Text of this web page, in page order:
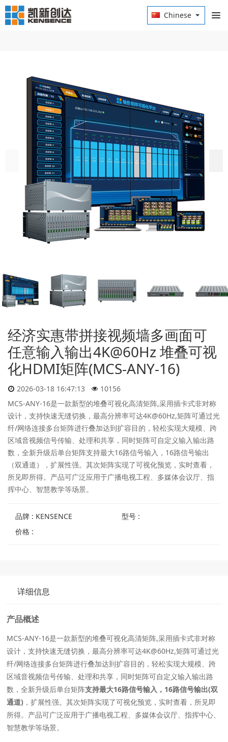
Chinese
经济实惠带拼接视频墙多画面可
任意输入输出4K@60Hz 堆叠可视
化HDMI矩阵(MCS-ANY-16)
2026-03-18 16:47:13
10156
MCS-ANY-16是⼀款新型的堆叠可视化⾼清矩阵,采用插卡式非对称
设计，支持快速无缝切换，最高分辨率可达4K@60Hz,矩阵可通过光
纤/网络连接多台矩阵进⾏叠加达到扩容⽬的，轻松实现⼤规模、跨
区域⾳视频信号传输、处理和共享，同时矩阵可⾃定义输⼊输出路
数，全新升级后单台矩阵支持最大16路信号输入，16路信号输出
（双通道），扩展性强。其次矩阵实现了可视化预览，实时查看，
所见即所得。产品可广泛应用于广播电视工程、多媒体会议厅、指
挥中心、智慧教学等场景。
品牌 : KENSENCE
型号 :
价格 :
详细信息
产品概述
MCS-ANY-16是⼀款新型的堆叠可视化⾼清矩阵,采用插卡式非对称
设计，支持快速无缝切换，最高分辨率可达4K@60Hz,矩阵可通过光
纤/网络连接多台矩阵进⾏叠加达到扩容⽬的，轻松实现⼤规模、跨
区域⾳视频信号传输、处理和共享，同时矩阵可⾃定义输⼊输出路
数，全新升级后单台矩阵支持最大16路信号输入，16路信号输出(双
通道) ，扩展性强。其次矩阵实现了可视化预览，实时查看，所见即
所得。产品可广泛应用于广播电视工程、多媒体会议厅、指挥中心、
智慧教学等场景。